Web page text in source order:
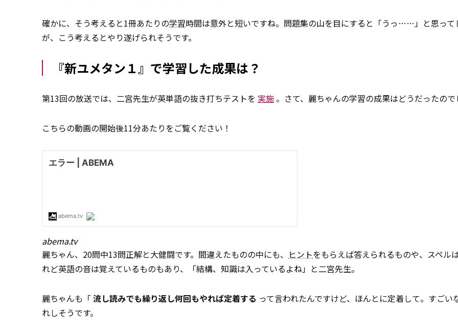
確かに、そう考えると1冊あたりの学習時間は意外と短いですね。問題集の山を目にすると「うっ……」と思って
が、こう考えるとやり遂げられそうです。
『新ユメタン１』で学習した成果は？
第13回の放送では、二宮先生が英単語の抜き打ちテストを 実施 。さて、麗ちゃんの学習の成果はどうだったので
こちらの動画の開始後11分あたりをご覧ください！
abema.tv
麗ちゃん、20問中13問正解と大健闘です。間違えたものの中にも、 ヒントをもらえば答えられるものや、スペル
れど英語の音は覚えているものもあり、「結構、知識は入っているよね」と二宮先生。
麗ちゃんも「 流し読みでも繰り返し何回もやれば定着する って言われたんですけど、ほんとに定着して。すごい
れしそうです。